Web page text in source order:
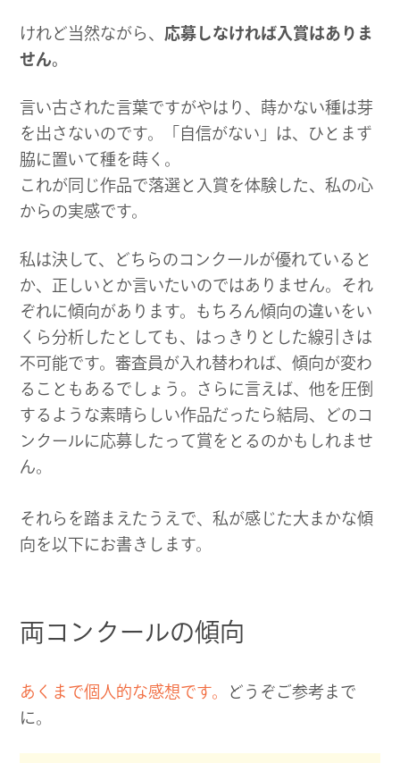
けれど当然ながら、 応募しなければ入賞はありま
せん。
言い古された言葉ですがやはり、蒔かない種は芽
を出さないのです。「自信がない」は、ひとまず
脇に置いて種を蒔く。
これが同じ作品で落選と入賞を体験した、私の心
からの実感です。
私は決して、どちらのコンクールが優れていると
か、正しいとか言いたいのではありません。それ
ぞれに傾向があります。もちろん傾向の違いをい
くら分析したとしても、はっきりとした線引きは
不可能です。審査員が入れ替われば、傾向が変わ
ることもあるでしょう。さらに言えば、他を圧倒
するような素晴らしい作品だったら結局、どのコ
ンクールに応募したって賞をとるのかもしれませ
ん。
それらを踏まえたうえで、私が感じた大まかな傾
向を以下にお書きします。
両コンクールの傾向
あくまで個人的な感想です。
どうぞご参考まで
に。